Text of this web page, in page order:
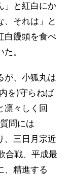
」と紅白にか
、それは」と
白饅頭を食べ
。
が、小狐丸は
を)守らねば
凛々しく回
問には
、三日月宗近
合戦、平成最
、精進する